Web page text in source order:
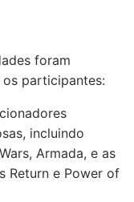
foram
participantes:
incluindo
Armada, e as
Return e Power of